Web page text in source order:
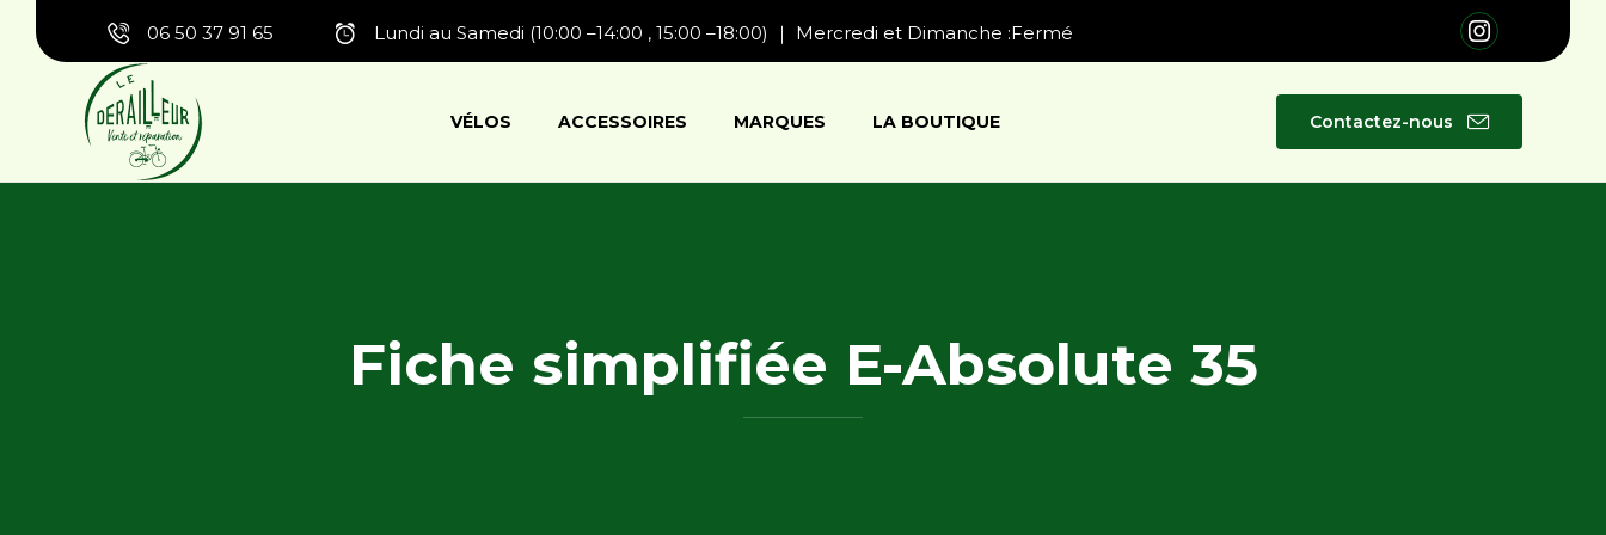
06 50 37 91 65 Lundi au Samedi (10:00 –14:00 , 15:00 –18:00) ｜ Mercredi et Dimanche :Fermé
Skip
VÉLOS ACCESSOIRES MARQUES LA BOUTIQUE Contactez-nous
Fiche simplifiée E-Absolute 35